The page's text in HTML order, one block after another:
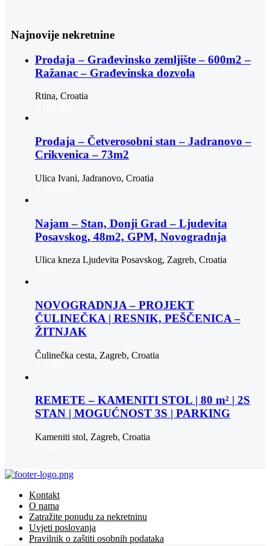
Najnovije nekretnine
Prodaja – Građevinsko zemljište – 600m2 –
Ražanac – Građevinska dozvola
Rtina, Croatia
Prodaja – Četverosobni stan – Jadranovo –
Crikvenica – 73m2
Ulica Ivani, Jadranovo, Croatia
Najam – Stan, Donji Grad – Ljudevita
Posavskog, 48m2, GPM, Novogradnja
Ulica kneza Ljudevita Posavskog, Zagreb, Croatia
NOVOGRADNJA – PROJEKT
ČULINEČKA | RESNIK, PEŠČENICA –
ŽITNJAK
Čulinečka cesta, Zagreb, Croatia
REMETE – KAMENITI STOL | 80 m² | 2S
STAN | MOGUĆNOST 3S | PARKING
Kameniti stol, Zagreb, Croatia
Kontakt
O nama
Zatražite ponudu za nekretninu
Uvjeti poslovanja
Pravilnik o zaštiti osobnih podataka